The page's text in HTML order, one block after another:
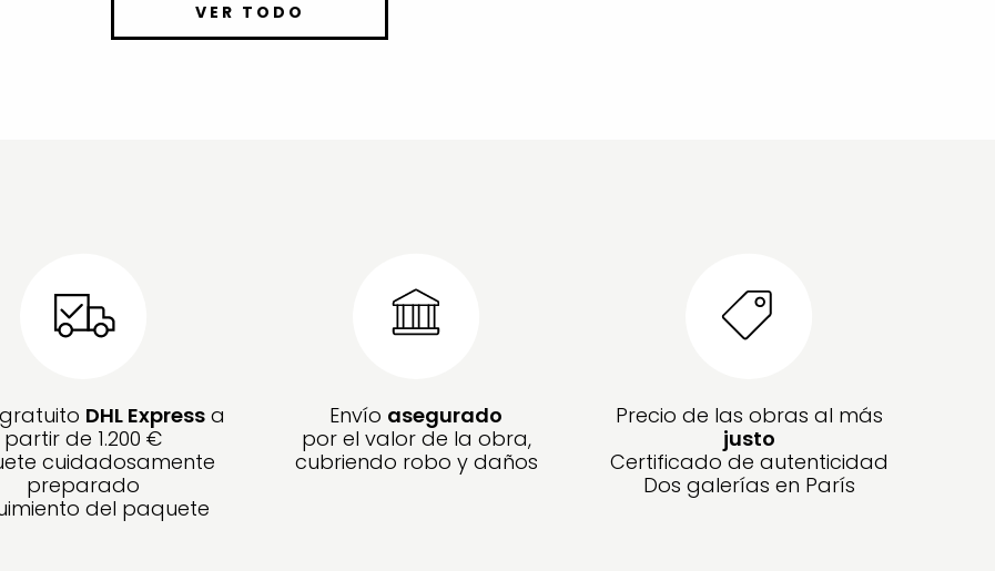
VER TODO
DHL Express a
partir de 1.200 €
cuidadosamente
preparado
del paquete
Envío asegurado
por el valor de la obra,
cubriendo robo y daños
Precio de las obras al más
justo
Certificado de autenticidad
Dos galerías en París